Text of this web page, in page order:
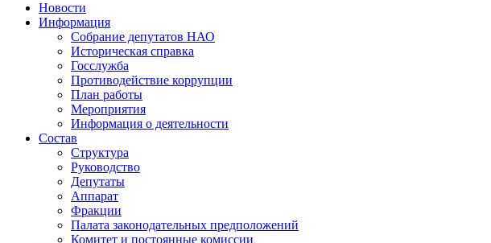
Новости
Информация
Собрание депутатов НАО
Историческая справка
Госслужба
Противодействие коррупции
План работы
Мероприятия
Информация о деятельности
Состав
Структура
Руководство
Депутаты
Аппарат
Фракции
Палата законодательных предположений
Комитет и постоянные комиссии